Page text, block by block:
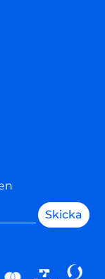
Skicka